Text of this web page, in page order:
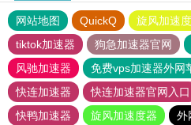
网站地图 QuickQ 旋风加速
tiktok加速器
狗急加速器官网
风驰加速器
免费vps加速器外网
快连加速器
快连加速器官网入口
快鸭加速器
旋风加速度器 外